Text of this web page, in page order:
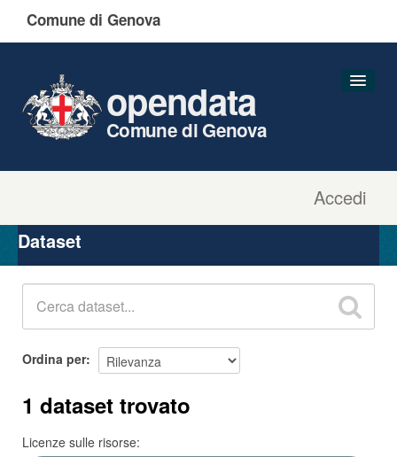
Comune di Genova
Accedi
opendata
Comune di Genova
Organizzazioni
Gruppi
Dataset
Ordina per
1 dataset trovato
Licenze sulle risorse: